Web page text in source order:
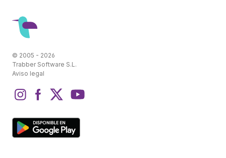
© 2005 - 2026
Trabber Software S.L.
Aviso legal